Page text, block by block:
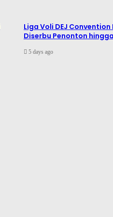
Liga Voli DEJ
Diserbu Penonton
5 days ago